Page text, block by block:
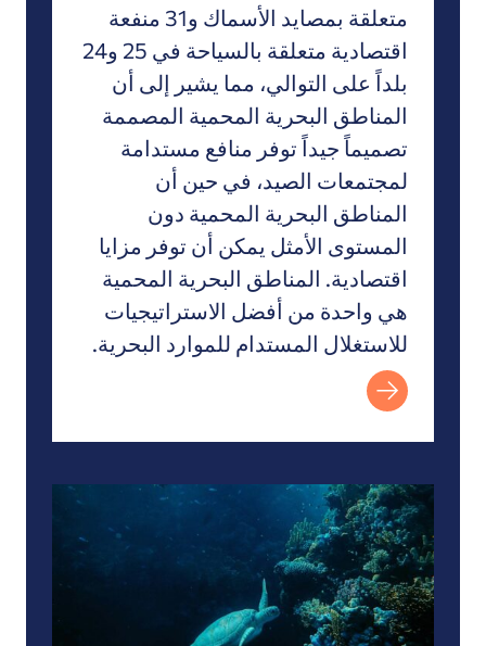
متعلقة بمصايد الأسماك و31 منفعة
اقتصادية متعلقة بالسياحة في 25 و24
بلداً على التوالي، مما يشير إلى أن
المناطق البحرية المحمية المصممة
تصميماً جيداً توفر منافع مستدامة
لمجتمعات الصيد، في حين أن
المناطق البحرية المحمية دون
المستوى الأمثل يمكن أن توفر مزايا
اقتصادية. المناطق البحرية المحمية
هي واحدة من أفضل الاستراتيجيات
للاستغلال المستدام للموارد البحرية.
اقتصاديات التنوع البيولوجي: مراجعة داسغوبتا